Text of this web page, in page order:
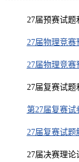
27届预赛试题
27届物理竞赛
27届物理竞赛
27届复赛试题
第27届复赛试
27届复赛试题
27届决赛理论